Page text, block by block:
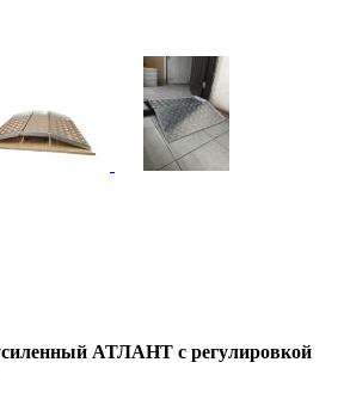
АТЛАНТ с регулировкой